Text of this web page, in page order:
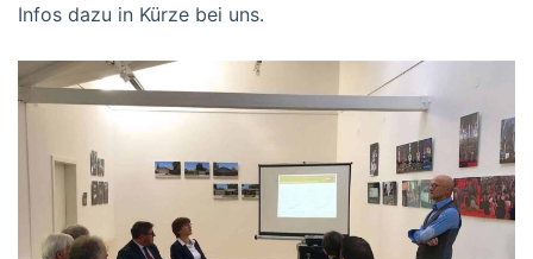
Infos dazu in Kürze bei uns.